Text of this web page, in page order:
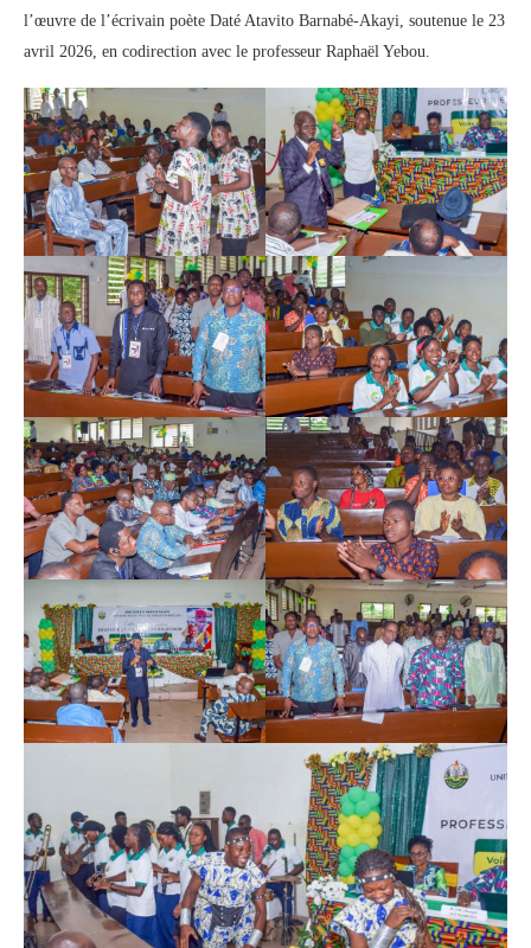
l’œuvre de l’écrivain poète Daté Atavito Barnabé-Akayi, soutenue le 23
avril 2026, en codirection avec le professeur Raphaël Yebou.